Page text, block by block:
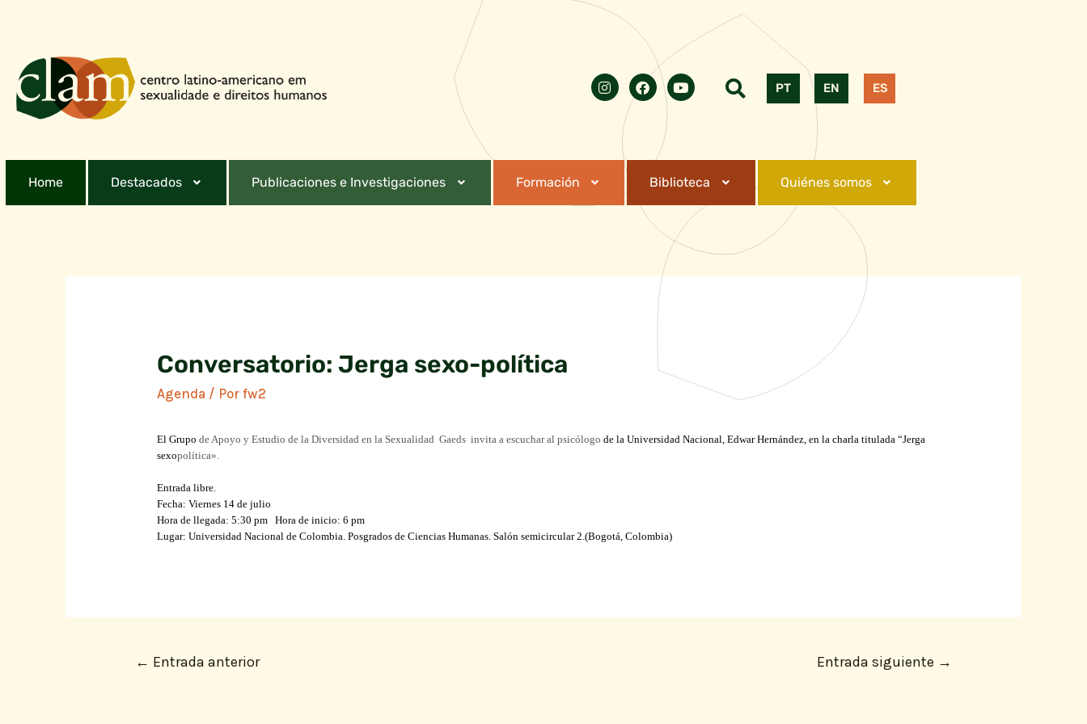
PT EN ES
Home Destacados Publicaciones e Investigaciones Formación Biblioteca Quiénes somos
Conversatorio: Jerga sexo-política
Agenda / Porfw2
El Grupode Apoyo y Estudio dela Diversidad enla Sexualidad ­ Gaeds ­ invita a escuchar al psicólogode la Universidad Nacional,Edwar Hernández, en la charla titulada “Jerga
sexo­política».
Entrada libre.
Fecha: Viernes 14 de julio
Hora de llegada:5:30 pmHora de inicio:6 pm
Lugar: Universidad Nacional de Colombia.Posgrados de Ciencias Humanas. Salón semicircular 2.(Bogotá, Colombia)
← Entrada anterior Entrada siguiente →